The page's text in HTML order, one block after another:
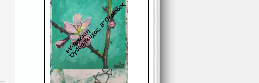
eV-τύπωση
Όγδοο Τεύχος, Β' Περίοδος